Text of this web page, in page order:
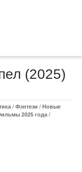
(2025)
/ Фэнтези / Новые
2025 года /